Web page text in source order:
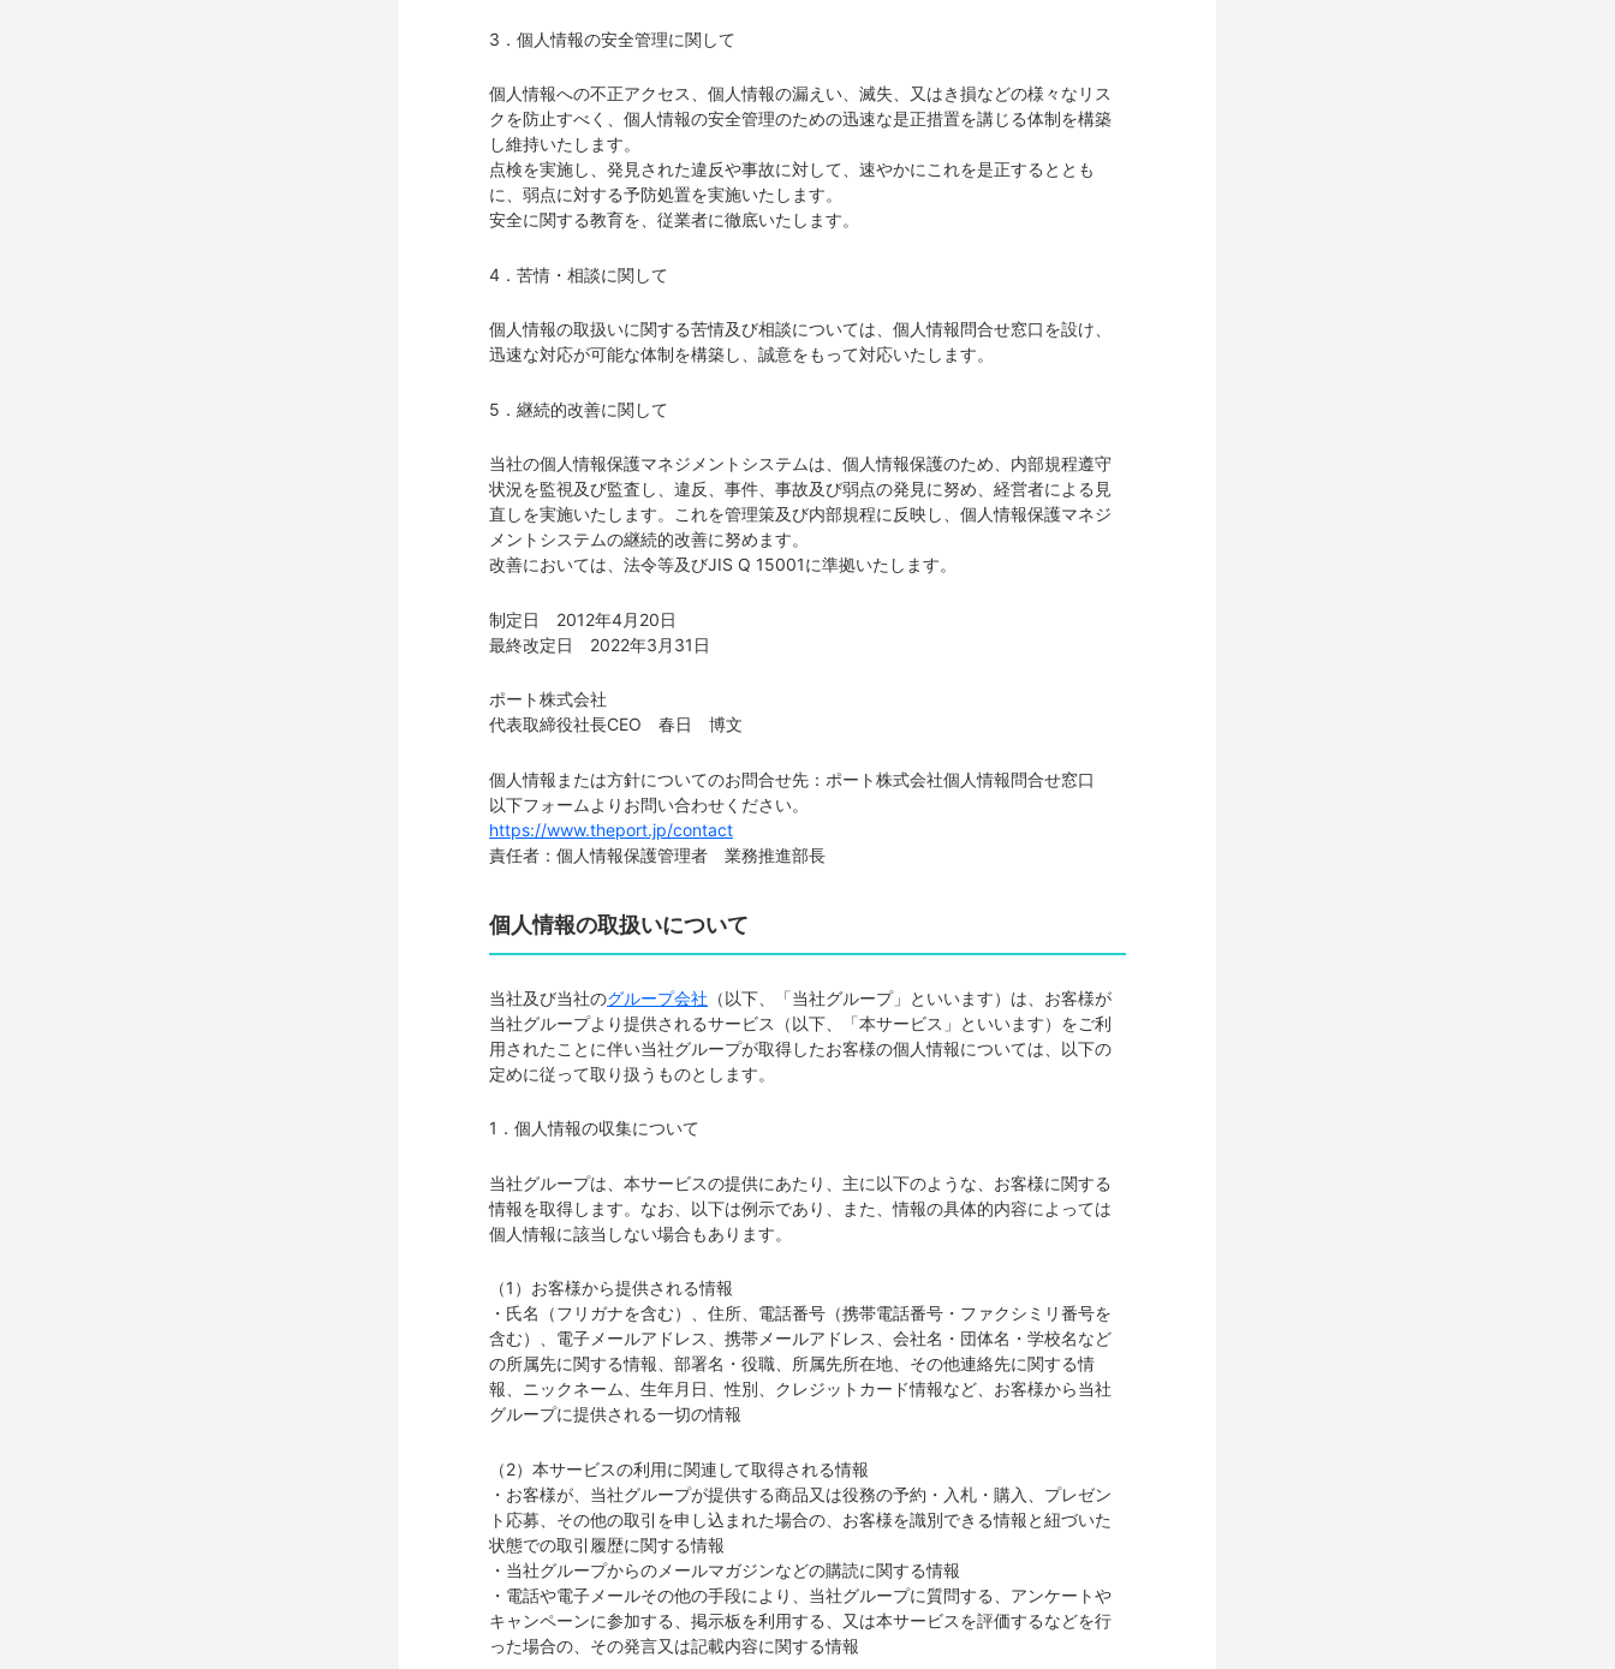
3．個人情報の安全管理に関して
個人情報への不正アクセス、個人情報の漏えい、滅失、又はき損などの様々なリス
クを防止すべく、個人情報の安全管理のための迅速な是正措置を講じる体制を構築
し維持いたします。
点検を実施し、発見された違反や事故に対して、速やかにこれを是正するととも
に、弱点に対する予防処置を実施いたします。
安全に関する教育を、従業者に徹底いたします。
4．苦情・相談に関して
個人情報の取扱いに関する苦情及び相談については、個人情報問合せ窓口を設け、
迅速な対応が可能な体制を構築し、誠意をもって対応いたします。
5．継続的改善に関して
当社の個人情報保護マネジメントシステムは、個人情報保護のため、内部規程遵守
状況を監視及び監査し、違反、事件、事故及び弱点の発見に努め、経営者による見
直しを実施いたします。これを管理策及び内部規程に反映し、個人情報保護マネジ
メントシステムの継続的改善に努めます。
改善においては、法令等及びJIS Q 15001に準拠いたします。
制定日 2012年4月20日
最終改定日 2022年3月31日
ポート株式会社
代表取締役社長CEO 春日 博文
個人情報または方針についてのお問合せ先：ポート株式会社個人情報問合せ窓口
以下フォームよりお問い合わせください。
https://www.theport.jp/contact
責任者：個人情報保護管理者 業務推進部長
個人情報の取扱いについて
当社及び当社のグループ会社 （以下、「当社グループ」といいます）は、お客様が
当社グループより提供されるサービス（以下、「本サービス」といいます）をご利
用されたことに伴い当社グループが取得したお客様の個人情報については、以下の
定めに従って取り扱うものとします。
1．個人情報の収集について
当社グループは、本サービスの提供にあたり、主に以下のような、お客様に関する
情報を取得します。なお、以下は例示であり、また、情報の具体的内容によっては
個人情報に該当しない場合もあります。
（1）お客様から提供される情報
・氏名（フリガナを含む）、住所、電話番号（携帯電話番号・ファクシミリ番号を
含む）、電子メールアドレス、携帯メールアドレス、会社名・団体名・学校名など
の所属先に関する情報、部署名・役職、所属先所在地、その他連絡先に関する情
報、ニックネーム、生年月日、性別、クレジットカード情報など、お客様から当社
グループに提供される一切の情報
（2）本サービスの利用に関連して取得される情報
・お客様が、当社グループが提供する商品又は役務の予約・入札・購入、プレゼン
ト応募、その他の取引を申し込まれた場合の、お客様を識別できる情報と紐づいた
状態での取引履歴に関する情報
・当社グループからのメールマガジンなどの購読に関する情報
・電話や電子メールその他の手段により、当社グループに質問する、アンケートや
キャンペーンに参加する、掲示板を利用する、又は本サービスを評価するなどを行
った場合の、その発言又は記載内容に関する情報